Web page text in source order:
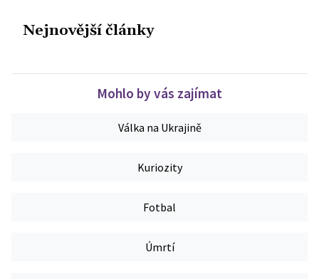
Nejnovější články
Mohlo by vás zajímat
Válka na Ukrajině
Kuriozity
Fotbal
Úmrtí